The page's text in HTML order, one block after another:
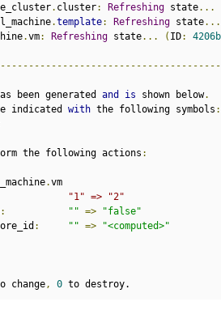
. cluster: Refreshing state...
.template: Refreshing state...
.vm: Refreshing state... ( ID:
been generated and is shown below.
indicated with the following symbols :
the following actions :
.vm
"1" => "2"
: "" =>
"false"
: "" =>
"<computed>"
change, 0 to destroy.